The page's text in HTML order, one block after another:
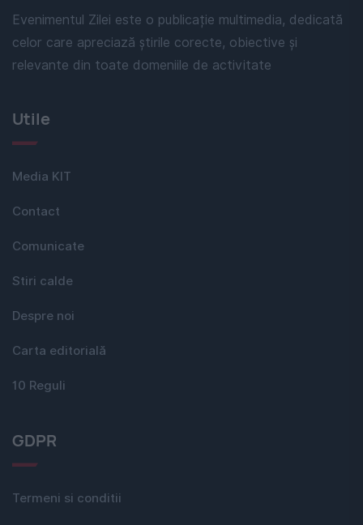
Evenimentul Zilei este o publicație multimedia, dedicată
celor care apreciază știrile corecte, obiective și
relevante din toate domeniile de activitate
Utile
Media KIT
Contact
Comunicate
Stiri calde
Despre noi
Carta editorială
10 Reguli
GDPR
Termeni si conditii